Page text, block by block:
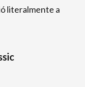
literalmente a